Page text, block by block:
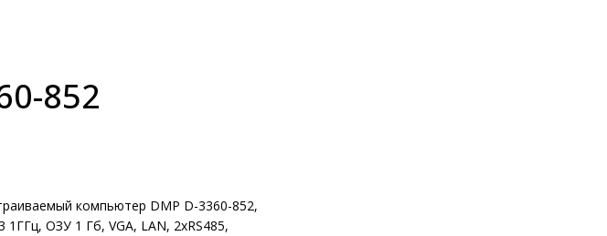
852
компьютер DMP D-3360-852,
1ГГц, ОЗУ 1 Гб, VGA, LAN, 2xRS485,